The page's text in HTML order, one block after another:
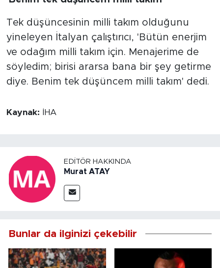
Tek düşüncesinin milli takım olduğunu
yineleyen İtalyan çalıştırıcı, 'Bütün enerjim
ve odağım milli takım için. Menajerime de
söyledim; birisi ararsa bana bir şey getirme
diye. Benim tek düşüncem milli takım' dedi.
Kaynak: İHA
EDITÖR HAKKINDA
Murat ATAY
Bunlar da ilginizi çekebilir